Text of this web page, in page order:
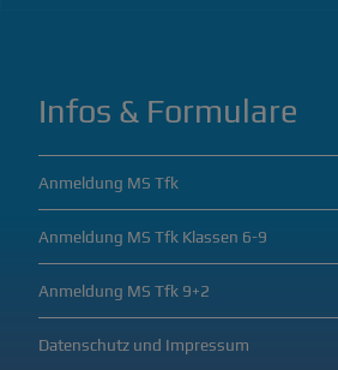
Infos & Formulare
Anmeldung MS Tfk
Anmeldung MS Tfk Klassen 6-9
Anmeldung MS Tfk 9+2
Datenschutz und Impressum